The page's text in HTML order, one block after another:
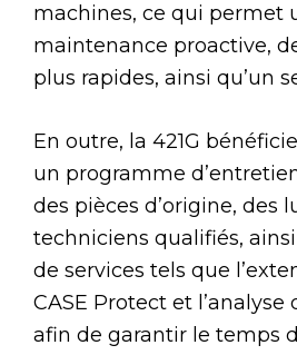
machines, ce qui permet
maintenance proactive,
plus rapides, ainsi qu’un
En outre, la 421G
un programme
des pièces d’origine, des
techniciens qualifiés,
de services tels que
CASE Protect et l’analyse
afin de garantir le temps